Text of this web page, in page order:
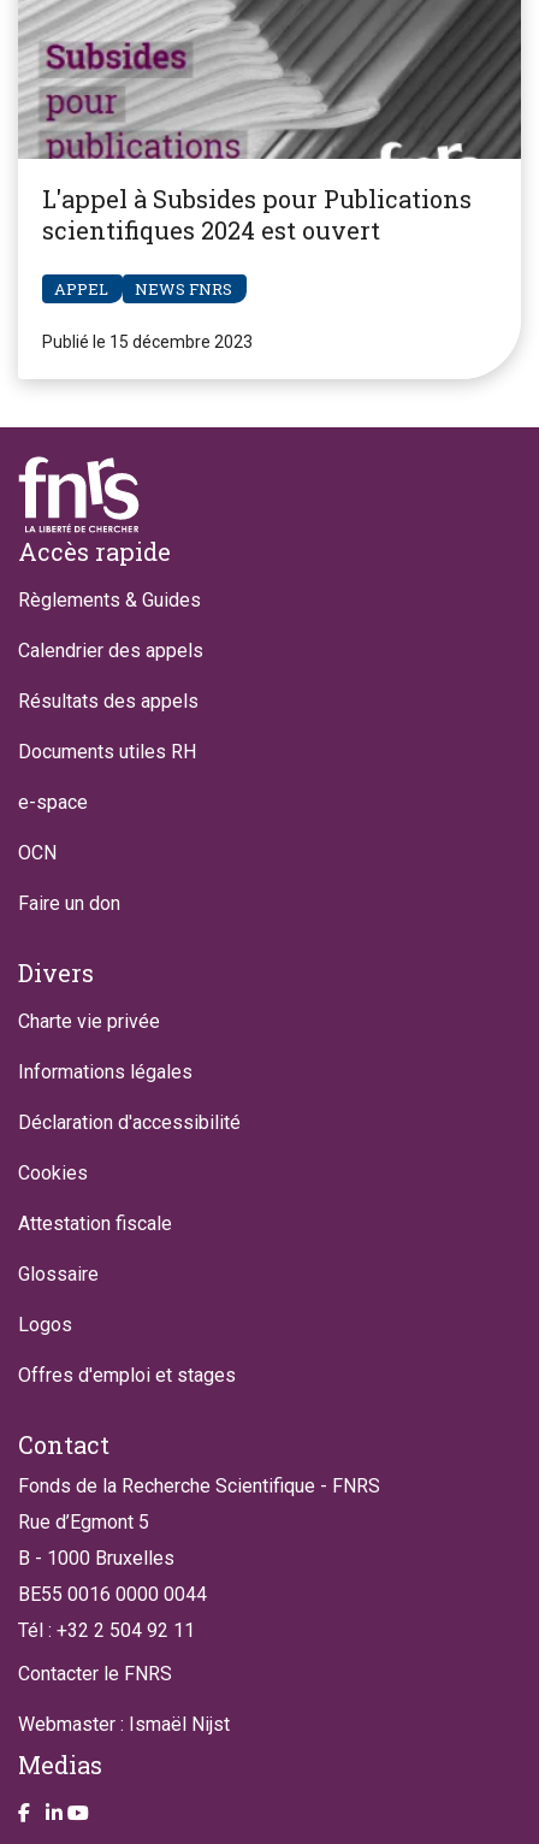
L'appel à Subsides pour Publications
scientifiques 2024 est ouvert
APPEL NEWS FNRS
Publié le 15 décembre 2023
Footer
Accès rapide
Règlements & Guides
Calendrier des appels
Résultats des appels
Documents utiles RH
e-space
OCN
Faire un don
Divers
Charte vie privée
Informations légales
Déclaration d'accessibilité
Cookies
Attestation fiscale
Glossaire
Logos
Offres d'emploi et stages
Contact
Fonds de la Recherche Scientifique - FNRS
Rue d’Egmont 5
B - 1000 Bruxelles
BE55 0016 0000 0044
Tél : +32 2 504 92 11
Contacter le FNRS
Webmaster : Ismaël Nijst
Medias
Take a look on our facebook page
Take a look on our LinkendIn page